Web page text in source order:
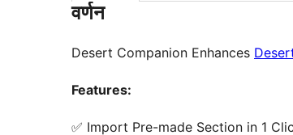
वर्णन
Desert Companion Enhances
Features:
✅ Import Pre-made Section in 1